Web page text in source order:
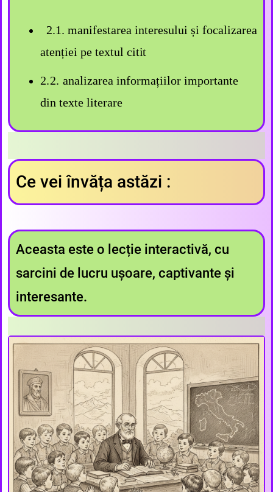
2.1. manifestarea interesului și focalizarea
atenției pe textul citit
2.2.analizarea informațiilor importante
din texte literare
Ce vei învăța astăzi :
Aceasta este o lecție interactivă, cu
sarcini de lucru ușoare, captivante și
interesante.